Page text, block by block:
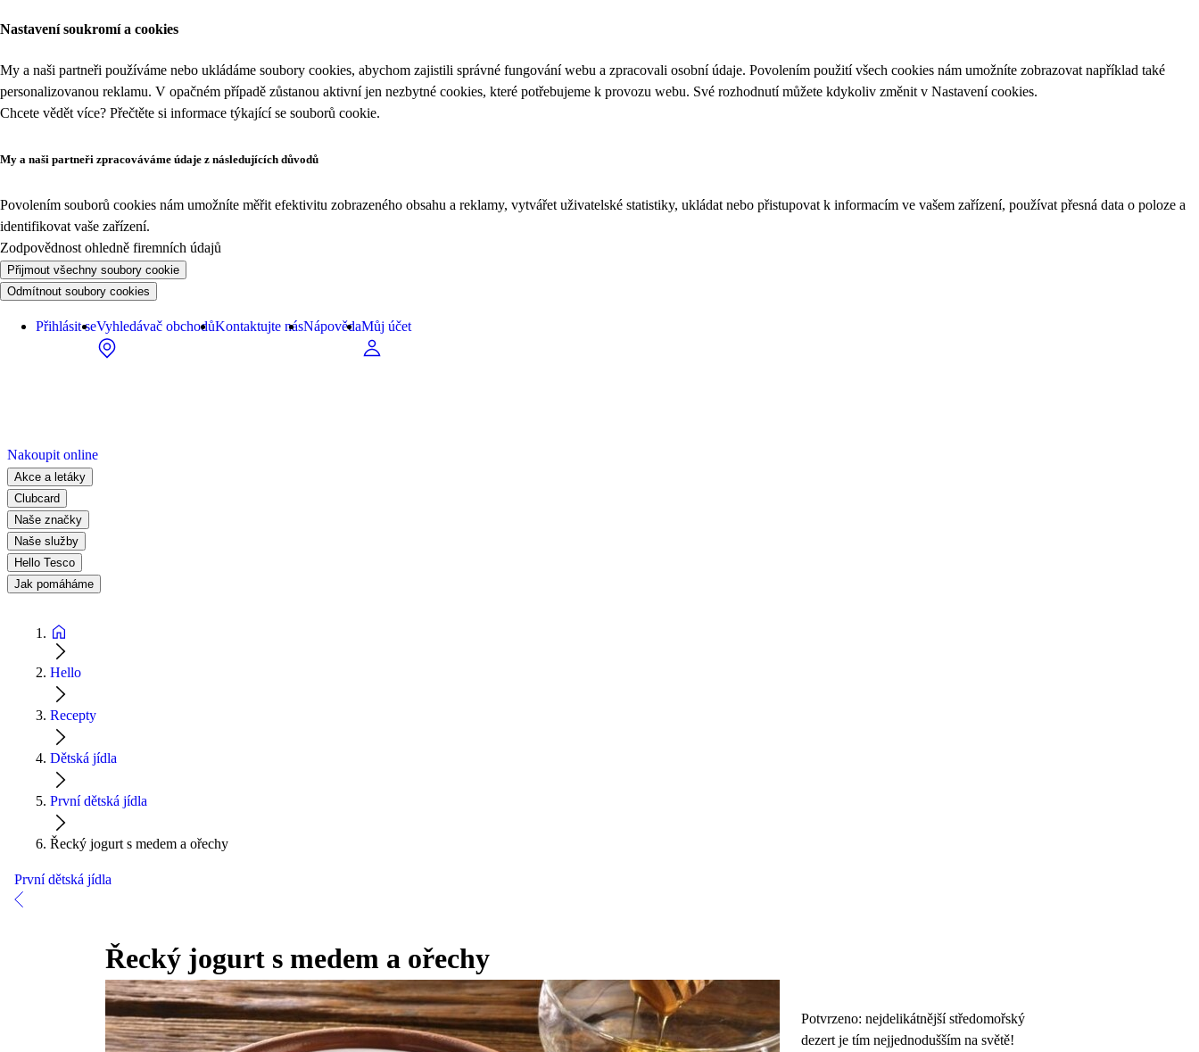
Nastavení soukromí a cookies
My a naši partneři používáme nebo ukládáme soubory cookies, abychom zajistili správné fungování webu a zpracovali osobní údaje. Povolením použití všech cookies nám umožníte zobrazovat například také
personalizovanou reklamu. V opačném případě zůstanou aktivní jen nezbytné cookies, které potřebujeme k provozu webu. Své rozhodnutí můžete kdykoliv změnit v Nastavení cookies.
Chcete vědět více? Přečtěte si informace týkající se souborů cookie.
My a naši partneři zpracováváme údaje z následujících důvodů
Povolením souborů cookies nám umožníte měřit efektivitu zobrazeného obsahu a reklamy, vytvářet uživatelské statistiky, ukládat nebo přistupovat k informacím ve vašem zařízení, používat přesná data o poloze a
identifikovat vaše zařízení.
Zodpovědnost ohledně firemních údajů
Přijmout všechny soubory cookie
Odmítnout soubory cookies
Přihlásit seVyhledávač obchodůKontaktujte násNápovědaMůj účet
Nakoupit online
Akce a letáky
Clubcard
Naše značky
Naše služby
Hello Tesco
Jak pomáháme
Hello
Recepty
Dětská jídla
První dětská jídla
Řecký jogurt s medem a ořechy
První dětská jídla
Řecký jogurt s medem a ořechy
Potvrzeno: nejdelikátnější středomořský
dezert je tím nejjednodušším na světě!